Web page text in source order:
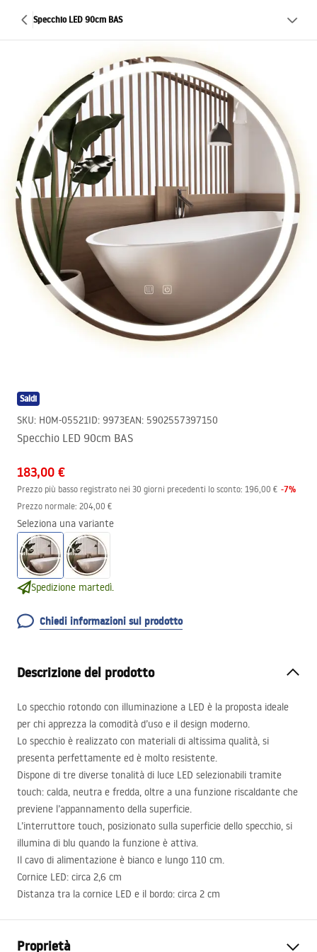
Specchio LED 90cm BAS
Saldi
SKU: HOM-05521ID: 9973EAN: 5902557397150
Specchio LED 90cm BAS
183,00 €
Prezzo più basso registrato nei 30 giorni precedenti lo sconto: 196,00 € -7%
Prezzo normale: 204,00 €
Seleziona una variante
Spedizione martedì.
Chiedi informazioni sul prodotto
Descrizione del prodotto
Lo specchio rotondo con illuminazione a LED è la proposta ideale
per chi apprezza la comodità d’uso e il design moderno.
Lo specchio è realizzato con materiali di altissima qualità, si
presenta perfettamente ed è molto resistente.
Dispone di tre diverse tonalità di luce LED selezionabili tramite
touch: calda, neutra e fredda, oltre a una funzione riscaldante che
previene l’appannamento della superficie.
L’interruttore touch, posizionato sulla superficie dello specchio, si
illumina di blu quando la funzione è attiva.
Il cavo di alimentazione è bianco e lungo 110 cm.
Cornice LED: circa 2,6 cm
Distanza tra la cornice LED e il bordo: circa 2 cm
Proprietà